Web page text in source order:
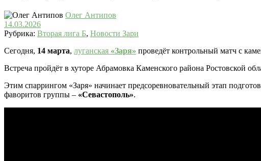
Олег Антипов
14.03.2026
Рубрика: Вторая лига Б, Новости Зари
Сегодня, 14 марта, луганская «Заря» проведёт контрольный матч с
Встреча пройдёт в хуторе Абрамовка Каменского района Ростовской
Этим спаррингом «Заря» начинает предсоревновательный этап
фаворитов группы – «Севастополь».